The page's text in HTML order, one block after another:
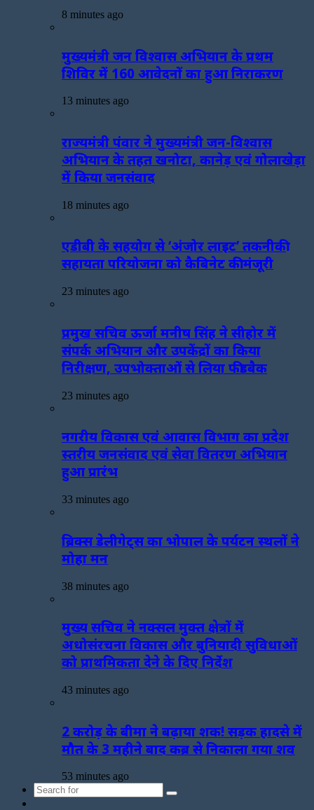
8 minutes ago
मुख्यमंत्री जन विश्वास अभियान के प्रथम
शिविर में 160 आवेदनों का हुआ निराकरण
13 minutes ago
राज्यमंत्री पंवार ने मुख्यमंत्री जन-विश्वास
अभियान के तहत खनोटा, कानेड़ एवं गोलाखेड़ा
में किया जनसंवाद
18 minutes ago
एडीबी के सहयोग से ‘अंजोर लाइट’ तकनीकी
सहायता परियोजना को कैबिनेट की मंजूरी
23 minutes ago
प्रमुख सचिव ऊर्जा मनीष सिंह ने सीहोर में
संपर्क अभियान और उपकेंद्रों का किया
निरीक्षण, उपभोक्ताओं से लिया फीडबैक
23 minutes ago
नगरीय विकास एवं आवास विभाग का प्रदेश
स्तरीय जनसंवाद एवं सेवा वितरण अभियान
हुआ प्रारंभ
33 minutes ago
ब्रिक्स डेलीगेट्स का भोपाल के पर्यटन स्थलों ने
मोहा मन
38 minutes ago
मुख्य सचिव ने नक्सल मुक्त क्षेत्रों में
अधोसंरचना विकास और बुनियादी सुविधाओं
को प्राथमिकता देने के दिए निर्देश
43 minutes ago
2 करोड़ के बीमा ने बढ़ाया शक! सड़क हादसे में
मौत के 3 महीने बाद कब्र से निकाला गया शव
53 minutes ago
Search